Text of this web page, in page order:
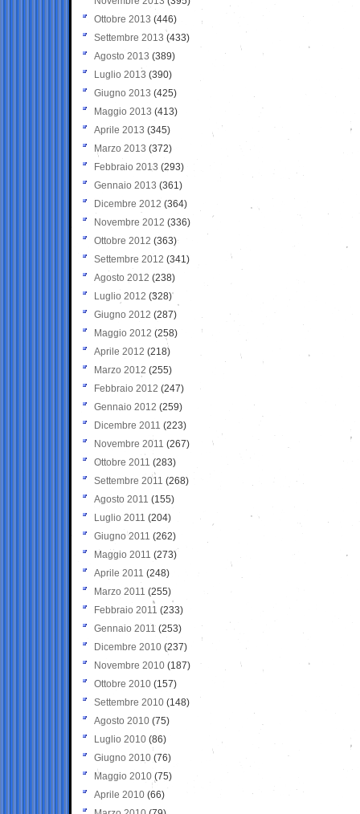
Ottobre 2013 (446)
Settembre 2013 (433)
Agosto 2013 (389)
Luglio 2013 (390)
Giugno 2013 (425)
Maggio 2013 (413)
Aprile 2013 (345)
Marzo 2013 (372)
Febbraio 2013 (293)
Gennaio 2013 (361)
Dicembre 2012 (364)
Novembre 2012 (336)
Ottobre 2012 (363)
Settembre 2012 (341)
Agosto 2012 (238)
Luglio 2012 (328)
Giugno 2012 (287)
Maggio 2012 (258)
Aprile 2012 (218)
Marzo 2012 (255)
Febbraio 2012 (247)
Gennaio 2012 (259)
Dicembre 2011 (223)
Novembre 2011 (267)
Ottobre 2011 (283)
Settembre 2011 (268)
Agosto 2011 (155)
Luglio 2011 (204)
Giugno 2011 (262)
Maggio 2011 (273)
Aprile 2011 (248)
Marzo 2011 (255)
Febbraio 2011 (233)
Gennaio 2011 (253)
Dicembre 2010 (237)
Novembre 2010 (187)
Ottobre 2010 (157)
Settembre 2010 (148)
Agosto 2010 (75)
Luglio 2010 (86)
Giugno 2010 (76)
Maggio 2010 (75)
Aprile 2010 (66)